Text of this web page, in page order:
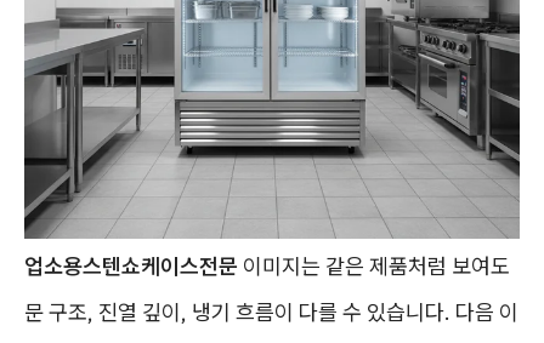
업소용스텐쇼케이스전문 이미지는 같은 제품처럼 보여도
문 구조, 진열 깊이, 냉기 흐름이 다를 수 있습니다. 다음 이